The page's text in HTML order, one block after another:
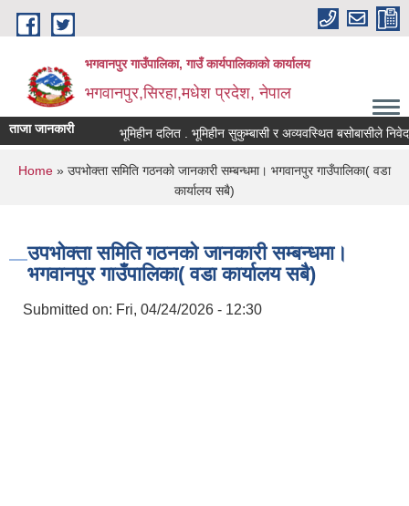
Skip to main content
भगवानपुर गाउँपालिका, गाउँ कार्यपालिकाको कार्यालय
भगवानपुर,सिरहा,मधेश प्रदेश, नेपाल
ताजा जानकारी भूमिहीन दलित . भूमिहीन सुकुम्बासी र अव्यवस्थित बसोबासीले निवेदन
You are here
Home » उपभोक्ता समिति गठनको जानकारी सम्बन्धमा। भगवानपुर गाउँपालिका( वडा
कार्यालय सबै)
उपभोक्ता समिति गठनको जानकारी सम्बन्धमा।
भगवानपुर गाउँपालिका( वडा कार्यालय सबै)
Submitted on: Fri, 04/24/2026 - 12:30